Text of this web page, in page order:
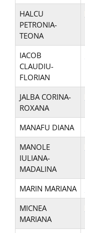
HALCU
PETRONIA-
TEONA
IACOB
CLAUDIU-
FLORIAN
JALBA CORINA-
ROXANA
MANAFU DIANA
MANOLE
IULIANA-
MADALINA
MARIN MARIANA
MICNEA
MARIANA